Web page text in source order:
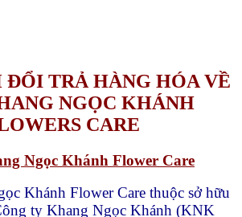
ĐỔI TRẢ HÀNG HÓA VỀ
NGỌC KHÁNH
CARE
Ngọc Khánh Flower Care
Khánh Flower Care thuộc sở hữu
ty Khang Ngọc Khánh (KNK